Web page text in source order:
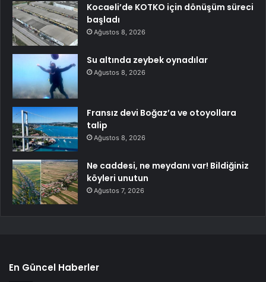
Kocaeli’de KOTKO için dönüşüm süreci
başladı
Ağustos 8, 2026
Su altında zeybek oynadılar
Ağustos 8, 2026
Fransız devi Boğaz’a ve otoyollara
talip
Ağustos 8, 2026
Ne caddesi, ne meydanı var! Bildiğiniz
köyleri unutun
Ağustos 7, 2026
En Güncel Haberler